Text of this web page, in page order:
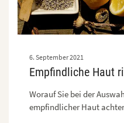
Empfindliche Haut
6. September 2021
Worauf Sie bei der
empfindlicher Haut